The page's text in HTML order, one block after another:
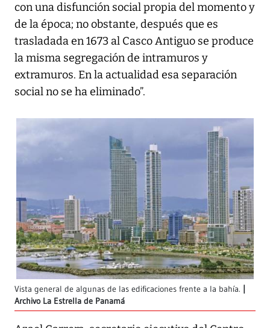
con una disfunción social propia del momento y
de la época; no obstante, después que es
trasladada en 1673 al Casco Antiguo se produce
la misma segregación de intramuros y
extramuros. En la actualidad esa separación
social no se ha eliminado”.
Vista general de algunas de las edificaciones frente a la bahía.
Archivo La Estrella de Panamá